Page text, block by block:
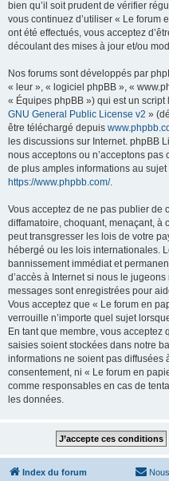
bien qu’il soit prudent de vérifier
vous continuez d’utiliser « Le forum
ont été effectués, vous acceptez
découlant des mises à jour et/ou
Nos forums sont développés par
« leur », « logiciel phpBB », «
« Équipes phpBB ») qui est un
GNU General Public License v2 »
être téléchargé depuis
les discussions sur Internet. phpBB
nous acceptons ou n’acceptons
de plus amples informations au
https://www.phpbb.com/.
Vous acceptez de ne pas publier de
diffamatoire, choquant, menaçant, à
peut transgresser les lois de votre
hébergé ou les lois internationales.
bannissement immédiat et
d’accès à Internet si nous le
messages sont enregistrées pour
Vous acceptez que « Le forum en
verrouille n’importe quel sujet
En tant que membre, vous
saisies soient stockées dans notre
informations ne soient pas diffusées
consentement, ni « Le forum en
comme responsables en cas de
les données.
Index du forum